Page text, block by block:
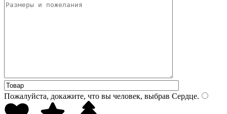
Пожалуйста, докажите, что вы человек, выбрав Сердце.